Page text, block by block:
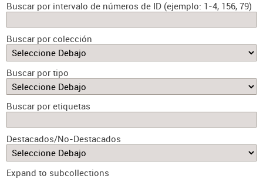
Buscar por intervalo de números de ID (ejemplo: 1-4, 156, 79)
Buscar por colección
Buscar por tipo
Buscar por etiquetas
Destacados/No-Destacados
Expand to subcollections